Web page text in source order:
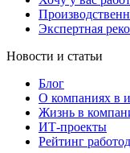
Экспертная
Новости и статьи
Блог
О компаниях в
Жизнь в
ИТ-проекты
Рейтинг